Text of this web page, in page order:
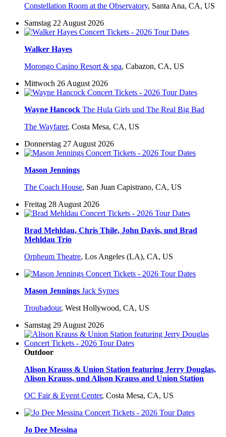
Constellation Room at the Observatory, Santa Ana, CA, US
Samstag 22 August 2026
Walker Hayes
Morongo Casino Resort & spa, Cabazon, CA, US
Mittwoch 26 August 2026
Wayne Hancock The Hula Girls und The Real Big Bad
The Wayfarer, Costa Mesa, CA, US
Donnerstag 27 August 2026
Mason Jennings
The Coach House, San Juan Capistrano, CA, US
Freitag 28 August 2026
Brad Mehldau, Chris Thile, John Davis, und Brad
Mehldau Trio
Orpheum Theatre, Los Angeles (LA), CA, US
Mason Jennings Jack Symes
Troubadour, West Hollywood, CA, US
Samstag 29 August 2026
Outdoor
Alison Krauss & Union Station featuring Jerry Douglas,
Alison Krauss, und Alison Krauss and Union Station
OC Fair & Event Center, Costa Mesa, CA, US
Jo Dee Messina